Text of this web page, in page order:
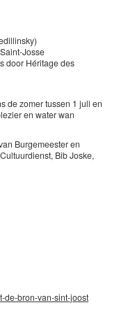
Josse
door Héritage des
de zomer tussen 1 juli en
en water wan
Burgemeester en
Bib Joske,
de-bron-van-sint-joost